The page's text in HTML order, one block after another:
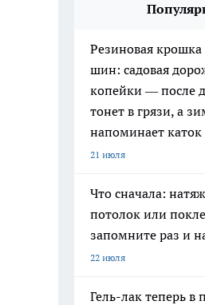
Резиновая крошка
шин: садовая
копейки — после
тонет в грязи, а
напоминает каток
21 июля
Что сначала:
потолок или
запомните раз и
22 июля
Гель-лак теперь